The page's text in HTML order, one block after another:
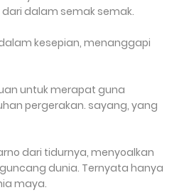
dalam semak semak.
kesepian, menanggapi
untuk merapat guna
pergerakan. sayang, yang
dari tidurnya, menyoalkan
dunia. Ternyata hanya
maya.